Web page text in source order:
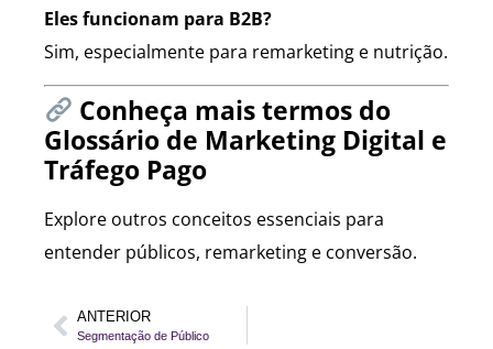
Eles funcionam para B2B?
Sim, especialmente para remarketing e nutrição.
Conheça mais termos do
Glossário de Marketing Digital e
Tráfego Pago
Explore outros conceitos essenciais para
entender públicos, remarketing e conversão.
ANTERIOR
Segmentação de Público